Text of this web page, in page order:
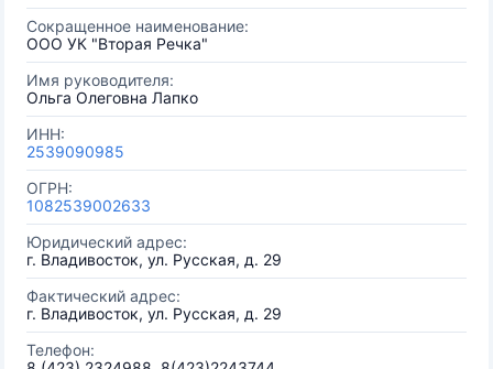
Сокращенное наименование:
ООО УК "Вторая Речка"
Имя руководителя:
Ольга Олеговна Лапко
ИНН:
2539090985
ОГРН:
1082539002633
Юридический адрес:
г. Владивосток, ул. Русская, д. 29
Фактический адрес:
г. Владивосток, ул. Русская, д. 29
Телефон: